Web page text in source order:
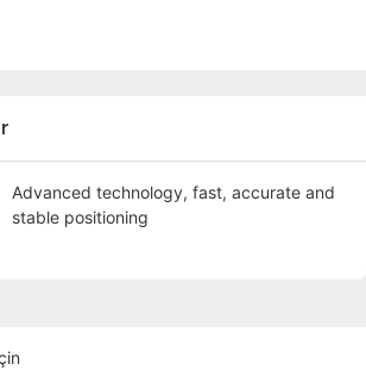
Advanced technology, fast, accurate and
stable positioning